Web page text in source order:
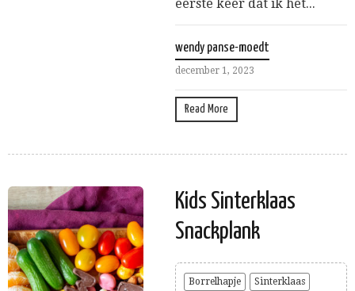
eerste keer dat ik het...
wendy panse-moedt
december 1, 2023
Read More
Kids Sinterklaas
Snackplank
Borrelhapje Sinterklaas